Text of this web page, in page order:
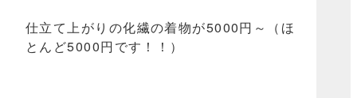
仕立て上がりの化繊の着物が5000円～（ほ
とんど5000円です！！）